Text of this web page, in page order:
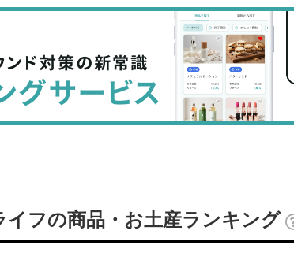
な
ッ
ク
マ
追
加
記
事
を
購
読
フの商品・お土産ランキング